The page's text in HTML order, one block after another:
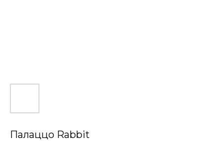
Палаццо Rabbit